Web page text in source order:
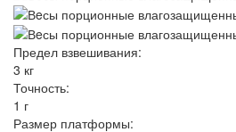
Предел взвешивания:
3 кг
Точность:
1 г
Размер платформы: